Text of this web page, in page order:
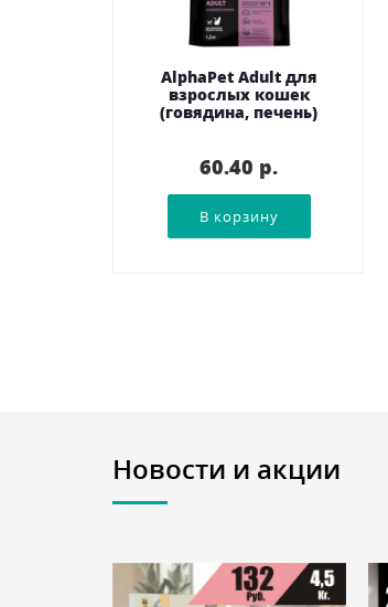
AlphaPet Adult для
взрослых кошек
(говядина, печень)
60.40 p.
Новости и акции